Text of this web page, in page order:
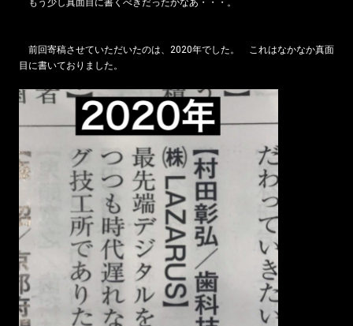
もう少し真面目に書くべきだったかなあ・・・。
前回寄稿させていただいたのは、2020年でした。 これはなかなか真面
目に書いておりました。